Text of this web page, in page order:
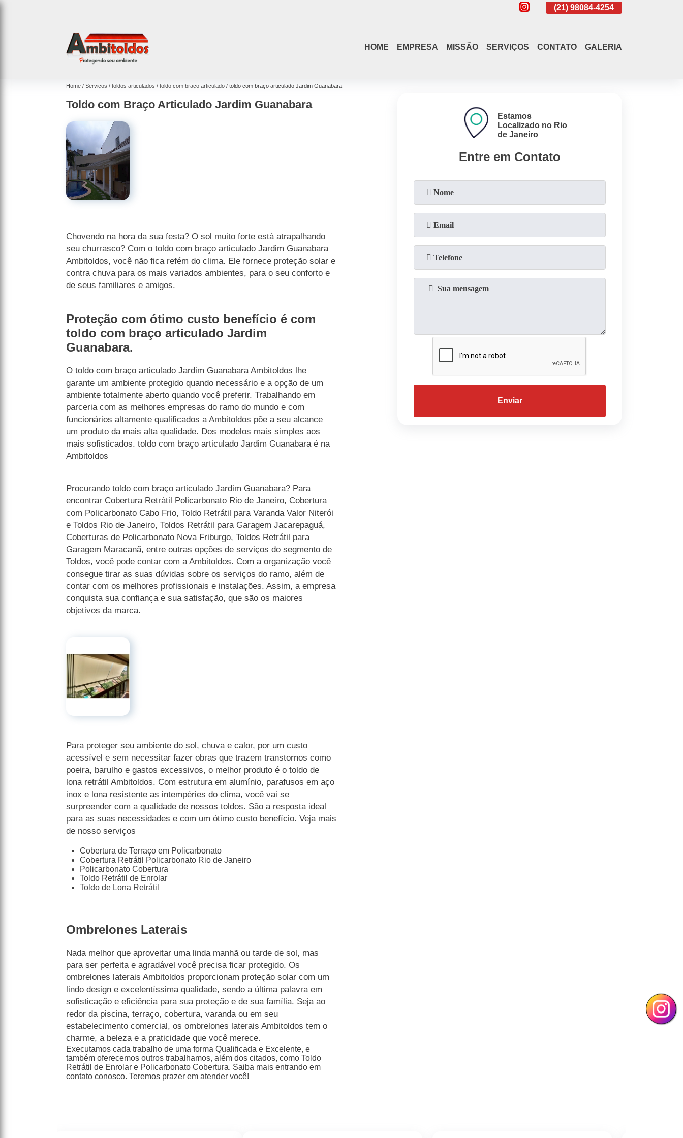
(21) 98084-4254
HOME EMPRESA MISSÃO SERVIÇOS CONTATO GALERIA
Home Serviços toldos articulados toldo com braço articulado toldo com braço articulado Jardim Guanabara
Toldo com Braço Articulado Jardim Guanabara
Chovendo na hora da sua festa? O sol muito forte está atrapalhando
seu churrasco? Com o toldo com braço articulado Jardim Guanabara
Ambitoldos, você não fica refém do clima. Ele fornece proteção solar e
contra chuva para os mais variados ambientes, para o seu conforto e
de seus familiares e amigos.
Proteção com ótimo custo benefício é com
toldo com braço articulado Jardim
Guanabara.
O toldo com braço articulado Jardim Guanabara Ambitoldos lhe
garante um ambiente protegido quando necessário e a opção de um
ambiente totalmente aberto quando você preferir. Trabalhando em
parceria com as melhores empresas do ramo do mundo e com
funcionários altamente qualificados a Ambitoldos põe a seu alcance
um produto da mais alta qualidade. Dos modelos mais simples aos
mais sofisticados. toldo com braço articulado Jardim Guanabara é na
Ambitoldos
Procurando toldo com braço articulado Jardim Guanabara? Para
encontrar Cobertura Retrátil Policarbonato Rio de Janeiro, Cobertura
com Policarbonato Cabo Frio, Toldo Retrátil para Varanda Valor Niterói
e Toldos Rio de Janeiro, Toldos Retrátil para Garagem Jacarepaguá,
Coberturas de Policarbonato Nova Friburgo, Toldos Retrátil para
Garagem Maracanã, entre outras opções de serviços do segmento de
Toldos, você pode contar com a Ambitoldos. Com a organização você
consegue tirar as suas dúvidas sobre os serviços do ramo, além de
contar com os melhores profissionais e instalações. Assim, a empresa
conquista sua confiança e sua satisfação, que são os maiores
objetivos da marca.
Para proteger seu ambiente do sol, chuva e calor, por um custo
acessível e sem necessitar fazer obras que trazem transtornos como
poeira, barulho e gastos excessivos, o melhor produto é o toldo de
lona retrátil Ambitoldos. Com estrutura em alumínio, parafusos em aço
inox e lona resistente as intempéries do clima, você vai se
surpreender com a qualidade de nossos toldos. São a resposta ideal
para as suas necessidades e com um ótimo custo benefício. Veja mais
de nosso serviços
Cobertura de Terraço em Policarbonato
Cobertura Retrátil Policarbonato Rio de Janeiro
Policarbonato Cobertura
Toldo Retrátil de Enrolar
Toldo de Lona Retrátil
Ombrelones Laterais
Nada melhor que aproveitar uma linda manhã ou tarde de sol, mas
para ser perfeita e agradável você precisa ficar protegido. Os
ombrelones laterais Ambitoldos proporcionam proteção solar com um
lindo design e excelentíssima qualidade, sendo a última palavra em
sofisticação e eficiência para sua proteção e de sua família. Seja ao
redor da piscina, terraço, cobertura, varanda ou em seu
estabelecimento comercial, os ombrelones laterais Ambitoldos tem o
charme, a beleza e a praticidade que você merece.
Executamos cada trabalho de uma forma Qualificada e Excelente, e
também oferecemos outros trabalhamos, além dos citados, como Toldo
Retrátil de Enrolar e Policarbonato Cobertura. Saiba mais entrando em
contato conosco. Teremos prazer em atender você!
Entre em Contato
Estamos
Localizado no Rio
de Janeiro
Enviar